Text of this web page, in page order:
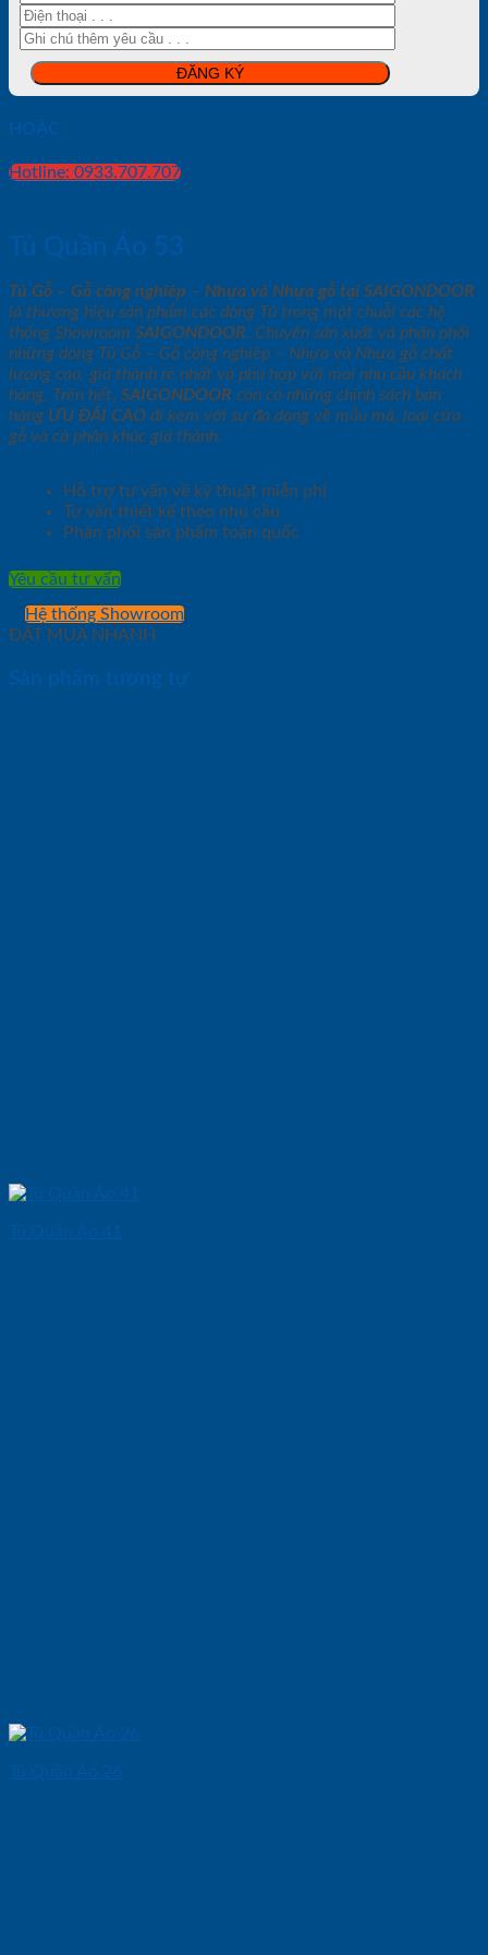
HOẶC
Hotline: 0933.707.707
Tủ Quần Áo 53
Tủ Gỗ – Gỗ công nghiêp – Nhựa và Nhựa gỗ tại SAIGONDOOR
là thương hiệu sản phẩm các dòng Tủ trong một chuỗi các hệ
thống Showroom SAIGONDOOR. Chuyên sản xuất và phân phối
những dòng Tủ Gỗ – Gỗ công nghiêp – Nhựa và Nhựa gỗ chất
lượng cao, giá thành rẻ nhất và phù hợp với mọi nhu cầu khách
hàng. Trên hết, SAIGONDOOR còn có những chính sách bán
hàng ƯU ĐÃI CAO đi kèm với sự đa dạng về mẫu mã, loại cửa
gỗ và cả phân khúc giá thành.
Hỗ trợ tư vấn về kỹ thuật miễn phí
Tư vấn thiết kế theo nhu cầu
Phân phối sản phẩm toàn quốc
Yêu cầu tư vấn
Hệ thống Showroom
ĐẶT MUA NHANH
Sản phẩm tương tự
Tủ Quần Áo 41
Tủ Quần Áo 26